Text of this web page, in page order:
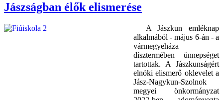
Jászságban élők elismerése
A Jászkun emléknap
alkalmából - május 6-án - a
vármegyeháza
dísztermében ünnepséget
tartottak. A Jászkunságért
elnöki elismerő oklevelet a
Jász-Nagykun-Szolnok
megyei önkormányzat